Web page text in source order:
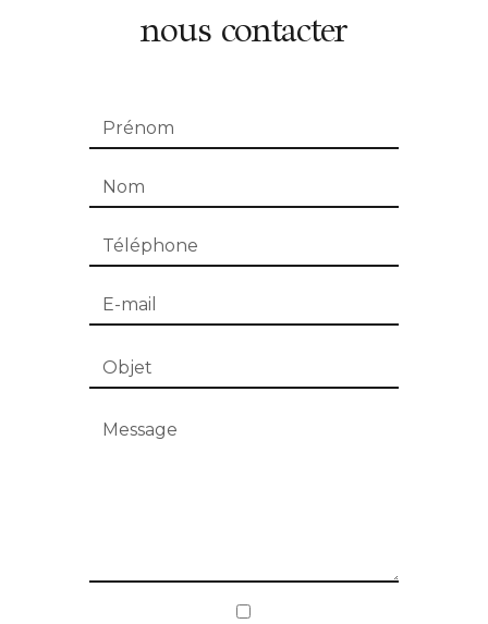
nous contacter